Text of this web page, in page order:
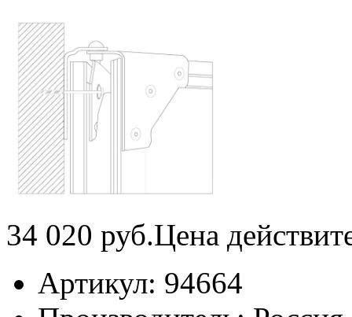
34 020 руб.Цена
Артикул: 94664